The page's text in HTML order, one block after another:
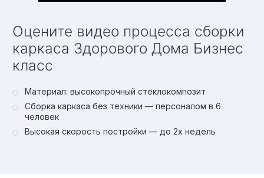
Оцените видео процесса сборки
каркаса Здорового Дома Бизнес
класс
Материал: высокопрочный стеклокомпозит
Сборка каркаса без техники — персоналом в 6
человек
Высокая скорость постройки — до 2х недель